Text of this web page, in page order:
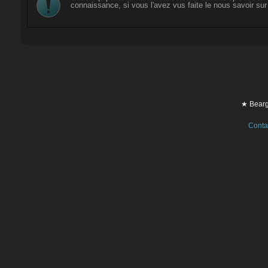
connaissance, si vous l'avez vus faite le nous savoir
★